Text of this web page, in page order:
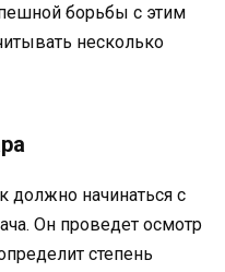
борьбы с этим
несколько
должно начинаться с
Он проведет осмотр
степень